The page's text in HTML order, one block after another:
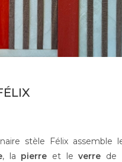
stèle Félix assemble
, la pierre et leverre de